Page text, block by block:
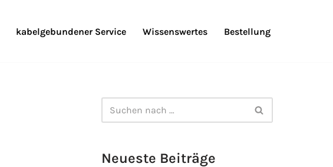
kabelgebundener Service Wissenswertes Bestellung
Neueste Beiträge